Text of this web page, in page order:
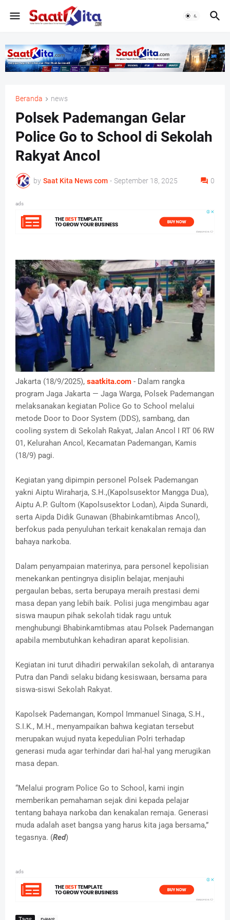
Beranda news
Polsek Pademangan Gelar
Police Go to School di Sekolah
Rakyat Ancol
by Saat Kita News com - September 18, 2025 0
ads
Jakarta (18/9/2025), saatkita.com - Dalam rangka
program Jaga Jakarta — Jaga Warga, Polsek Pademangan
melaksanakan kegiatan Police Go to School melalui
metode Door to Door System (DDS), sambang, dan
cooling system di Sekolah Rakyat, Jalan Ancol I RT 06 RW
01, Kelurahan Ancol, Kecamatan Pademangan, Kamis
(18/9) pagi.
Kegiatan yang dipimpin personel Polsek Pademangan
yakni Aiptu Wiraharja, S.H.,(Kapolsusektor Mangga Dua),
Aiptu A.P. Gultom (Kapolsusektor Lodan), Aipda Sunardi,
serta Aipda Didik Gunawan (Bhabinkamtibmas Ancol),
berfokus pada penyuluhan terkait kenakalan remaja dan
bahaya narkoba.
Dalam penyampaian materinya, para personel kepolisian
menekankan pentingnya disiplin belajar, menjauhi
pergaulan bebas, serta berupaya meraih prestasi demi
masa depan yang lebih baik. Polisi juga mengimbau agar
siswa maupun pihak sekolah tidak ragu untuk
menghubungi Bhabinkamtibmas atau Polsek Pademangan
apabila membutuhkan kehadiran aparat kepolisian.
Kegiatan ini turut dihadiri perwakilan sekolah, di antaranya
Putra dan Pandi selaku bidang kesiswaan, bersama para
siswa-siswi Sekolah Rakyat.
Kapolsek Pademangan, Kompol Immanuel Sinaga, S.H.,
S.I.K., M.H., menyampaikan bahwa kegiatan tersebut
merupakan wujud nyata kepedulian Polri terhadap
generasi muda agar terhindar dari hal-hal yang merugikan
masa depan.
“Melalui program Police Go to School, kami ingin
memberikan pemahaman sejak dini kepada pelajar
tentang bahaya narkoba dan kenakalan remaja. Generasi
muda adalah aset bangsa yang harus kita jaga bersama,”
tegasnya. (Red)
ads